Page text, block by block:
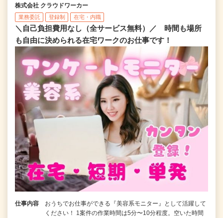
株式会社 クラウドワーカー
業務委託 登録制 在宅・内職
＼自己負担費用なし（全サービス無料）／ 時間も場所
も自由に決められる在宅ワークのお仕事です！
仕事内容
おうちでお仕事ができる『美容系モニター』として活躍して
ください！ 1案件の作業時間は5分〜10分程度。空いた時間